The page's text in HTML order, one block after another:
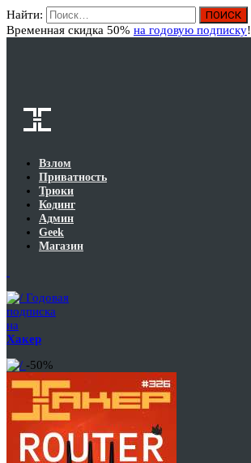
Найти:
Временная скидка 50% на годовую подписку!
Взлом
Приватность
Трюки
Кодинг
Админ
Geek
Магазин
Годовая
подписка
на
Хакер
-50%